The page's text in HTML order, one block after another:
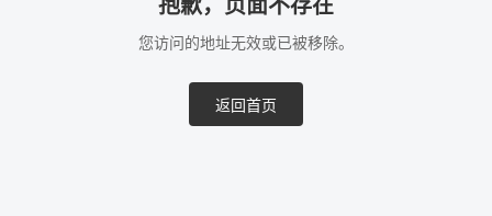
抱歉，页面不存在
您访问的地址无效或已被移除。
返回首页